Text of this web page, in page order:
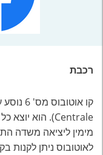
רכבת
לאוטובוס ניתן לקנות